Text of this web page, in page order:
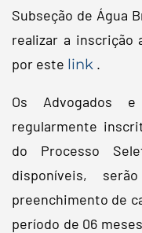
Subseção de Água
realizar a inscrição
por este link .
Os Advogados
regularmente
do Processo
disponíveis,
preenchimento de
período de 06